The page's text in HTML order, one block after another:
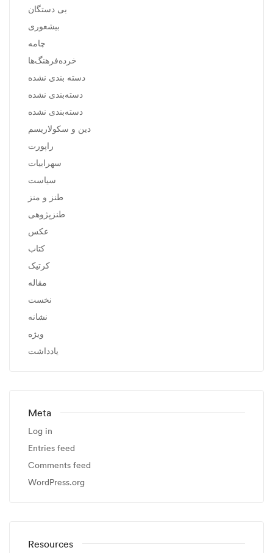
بی دستگان
بیشعوری
چامه
خرده‌فرهنگ‌ها
دسته بندی نشده
دسته‌بندی نشده
دسته‌بندی نشده
دین و سکولاریسم
راپورت
سهرابیات
سیاست
طنز و منز
طنزپژوهی
عکس
کتاب
کرتیک
مقاله
نخست
نشانه
ویژه
یادداشت
Meta
Log in
Entries feed
Comments feed
WordPress.org
Resources